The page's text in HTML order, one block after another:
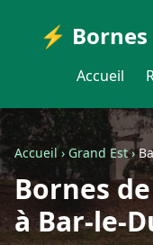
⚡
Accueil
Accueil›Grand Est›
Bornes
à Bar-le-